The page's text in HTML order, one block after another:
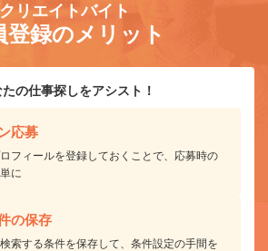
クリエイトバイト
登録のメリット
の仕事探しをアシスト！
応募
フィールを登録しておくことで、応募時の
に
の保存
索する条件を保存して、条件設定の手間を